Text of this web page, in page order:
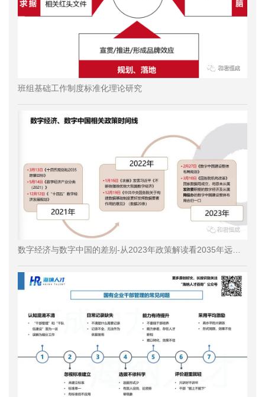
班组基础工作制度标准化理论研究